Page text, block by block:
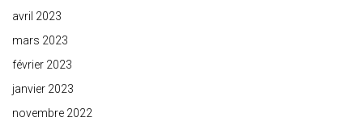
avril 2023
mars 2023
février 2023
janvier 2023
novembre 2022